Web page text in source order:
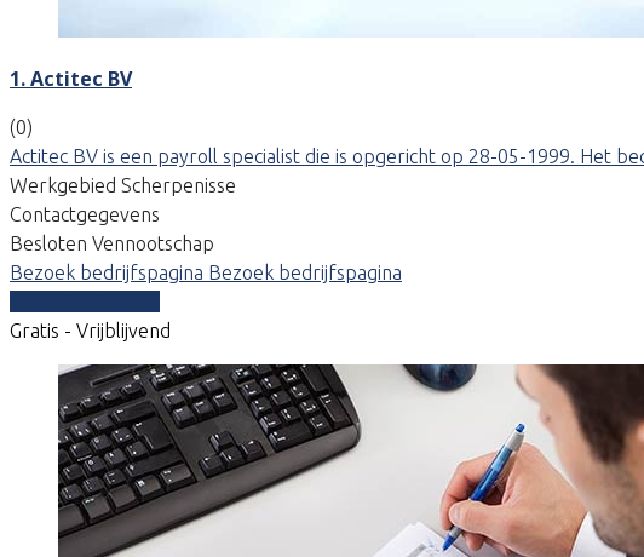
1. Actitec BV
(0)
Actitec BV is een payroll specialist die is opgericht op 28-05-1999. Het
Werkgebied Scherpenisse
Contactgegevens
Besloten Vennootschap
Bezoek bedrijfspagina Bezoek bedrijfspagina
Gratis - Vrijblijvend